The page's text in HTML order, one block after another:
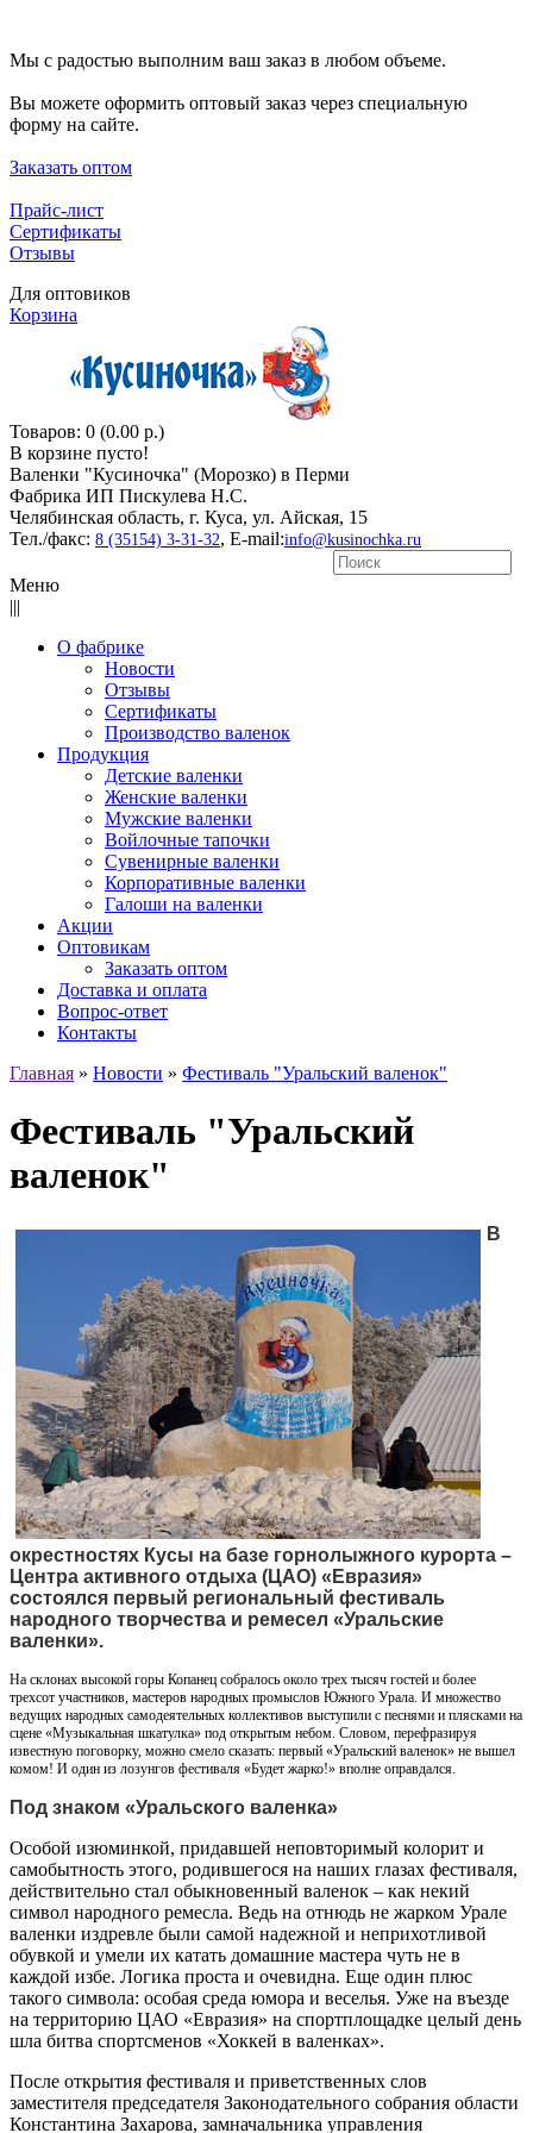
Мы с радостью выполним ваш заказ в любом объеме.
Вы можете оформить оптовый заказ через специальную
форму на сайте.
Заказать оптом
Прайс-лист
Сертификаты
Отзывы
Для оптовиков
Корзина
Товаров: 0 (0.00 р.)
В корзине пусто!
Валенки "Кусиночкa" (Морозко) в Перми
Фабрика ИП Пискулева Н.С.
Челябинская область, г. Куса, ул. Айская, 15
Тел./факс: 8 (35154) 3-31-32, E-mail:info@kusinochka.ru
Меню
|||
О фабрике
Новости
Отзывы
Сертификаты
Производство валенок
Продукция
Детские валенки
Женские валенки
Мужские валенки
Войлочные тапочки
Сувенирные валенки
Корпоративные валенки
Галоши на валенки
Акции
Оптовикам
Заказать оптом
Доставка и оплата
Вопрос-ответ
Контакты
Главная » Новости » Фестиваль "Уральский валенок"
Фестиваль "Уральский
валенок"
В
окрестностях Кусы на базе горнолыжного курорта –
Центра активного отдыха (ЦАО) «Евразия»
состоялся первый региональный фестиваль
народного творчества и ремесел «Уральские
валенки».
На склонах высокой горы Копанец собралось около трех тысяч гостей и более
трехсот участников, мастеров народных промыслов Южного Урала. И множество
ведущих народных самодеятельных коллективов выступили с песнями и плясками на
сцене «Музыкальная шкатулка» под открытым небом. Словом, перефразируя
известную поговорку, можно смело сказать: первый «Уральский валенок» не вышел
комом! И один из лозунгов фестиваля «Будет жарко!» вполне оправдался.
Под знаком «Уральского валенка»
Особой изюминкой, придавшей неповторимый колорит и
самобытность этого, родившегося на наших глазах фестиваля,
действительно стал обыкновенный валенок – как некий
символ народного ремесла. Ведь на отнюдь не жарком Урале
валенки издревле были самой надежной и неприхотливой
обувкой и умели их катать домашние мастера чуть не в
каждой избе. Логика проста и очевидна. Еще один плюс
такого символа: особая среда юмора и веселья. Уже на въезде
на территорию ЦАО «Евразия» на спортплощадке целый день
шла битва спортсменов «Хоккей в валенках».
После открытия фестиваля и приветственных слов
заместителя председателя Законодательного собрания области
Константина Захарова, замначальника управления